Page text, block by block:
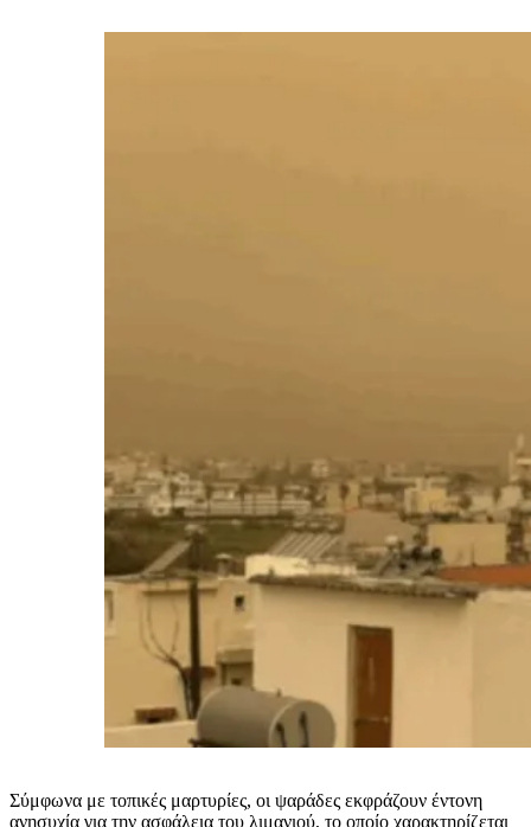
Σύμφωνα με τοπικές μαρτυρίες, οι ψαράδες εκφράζουν έντονη
ανησυχία για την ασφάλεια του λιμανιού, το οποίο χαρακτηρίζεται